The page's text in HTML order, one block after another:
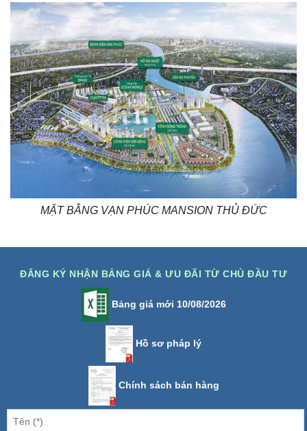
MẶT BẰNG VẠN PHÚC MANSION THỦ ĐỨC
ĐĂNG KÝ NHẬN BẢNG GIÁ & ƯU ĐÃI TỪ CHỦ ĐẦU TƯ
Bảng giá mới 10/08/2026
Hồ sơ pháp lý
Chính sách bán hàng